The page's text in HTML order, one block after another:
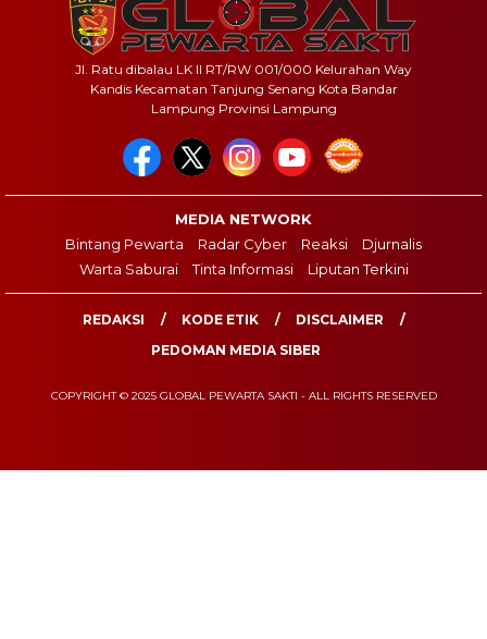
Jl. Ratu dibalau LK II RT/RW 001/000 Kelurahan Way
Kandis Kecamatan Tanjung Senang Kota Bandar
Lampung Provinsi Lampung
MEDIA NETWORK
Bintang Pewarta
Radar Cyber Reaksi
Djurnalis
Warta Saburai
Tinta Informasi Liputan Terkini
REDAKSI KODE ETIK
DISCLAIMER
PEDOMAN MEDIA SIBER
COPYRIGHT © 2025 GLOBAL PEWARTA SAKTI - ALL RIGHTS RESERVED